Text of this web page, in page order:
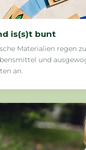
is(s)t bunt
Materialien regen
und
an.